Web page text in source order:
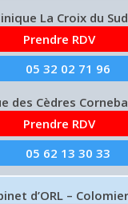
La Croix du Sud
Prendre RDV
05 32 02 71 96
des Cèdres
Prendre RDV
05 62 13 30 33
d’ORL –